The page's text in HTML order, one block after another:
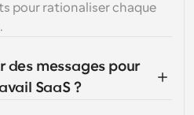
pour rationaliser chaque
des messages pour
SaaS ?